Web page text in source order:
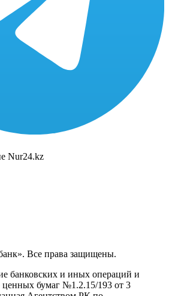
Nur24.kz
Все права защищены.
банковских и иных операций и
ценных бумаг №1.2.15/193 от 3